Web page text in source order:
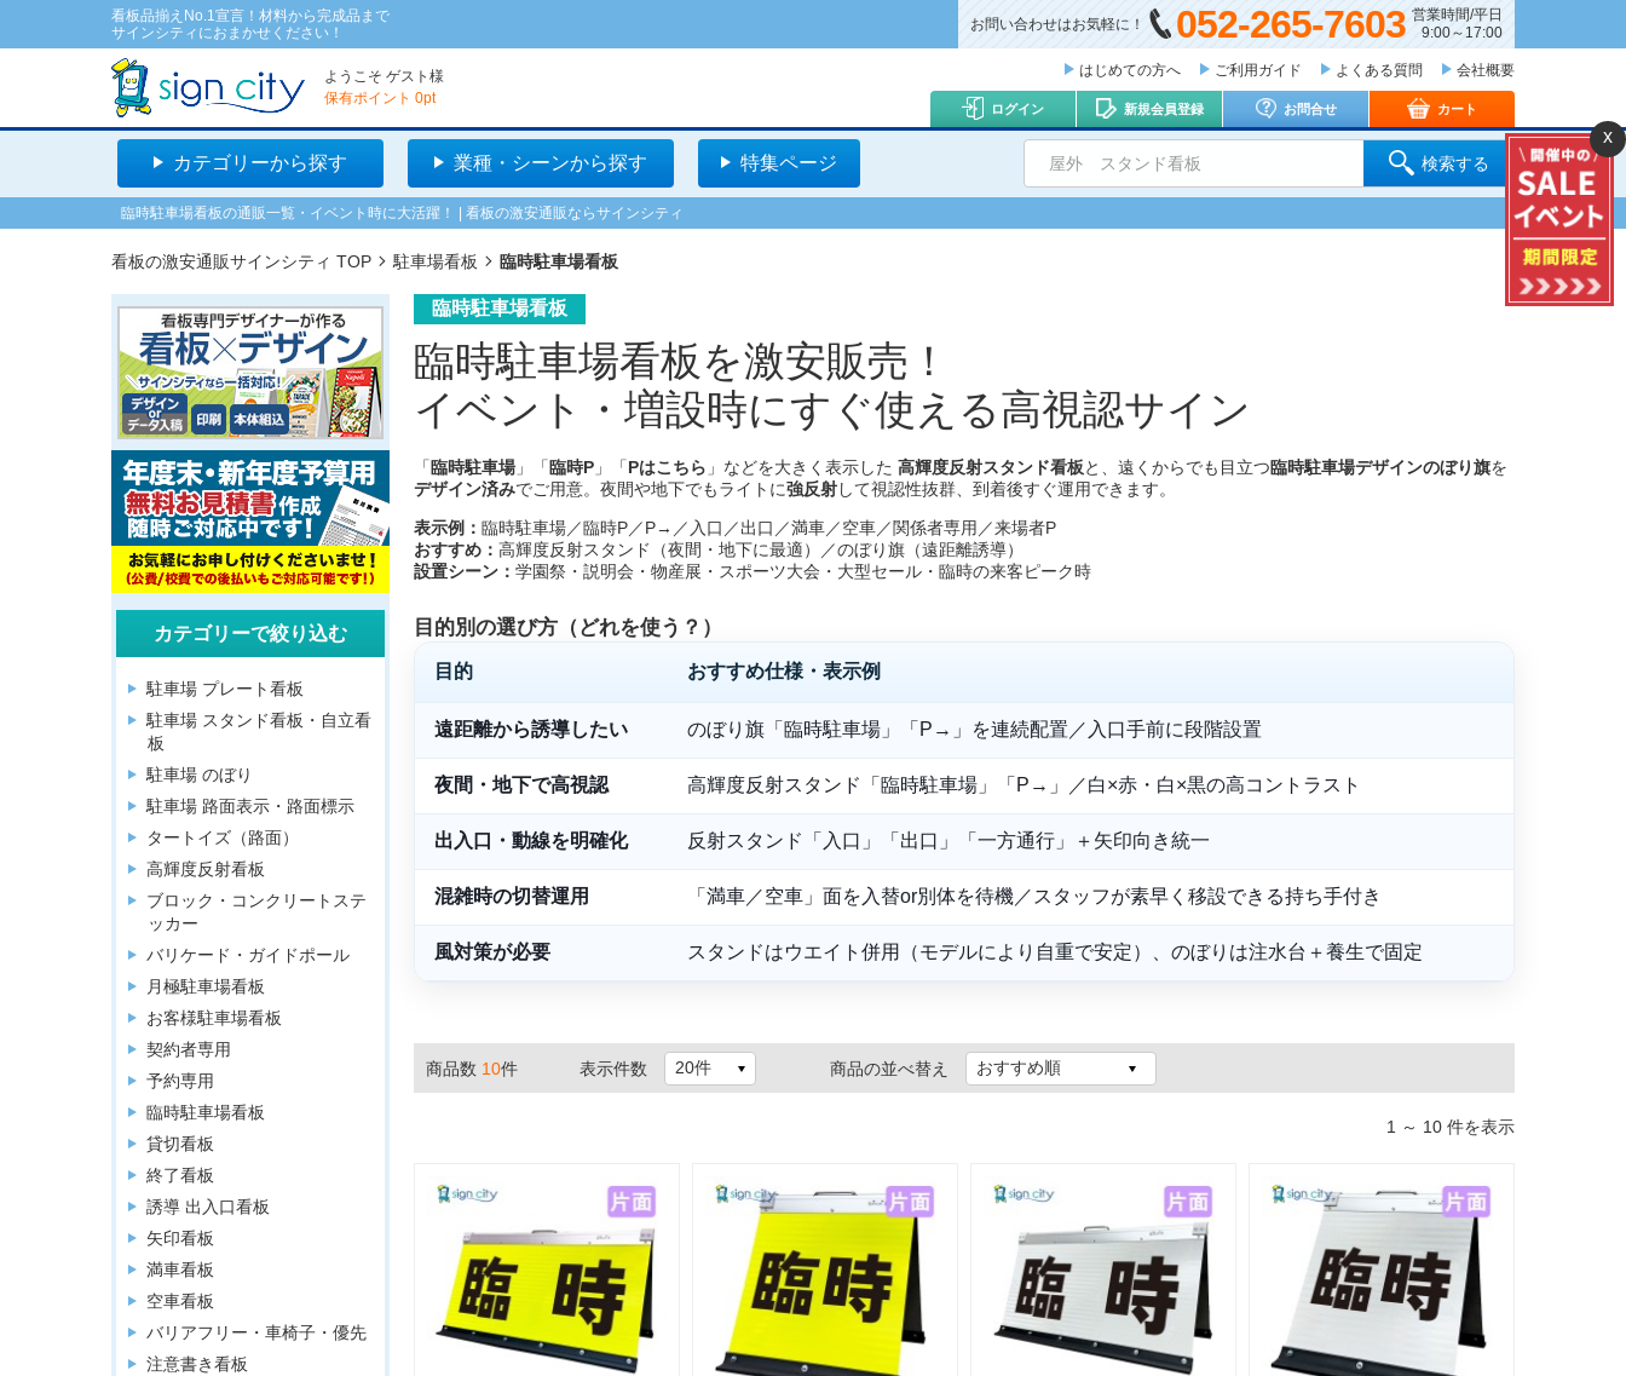
看板品揃えNo.1宣言！材料から完成品まで
サインシティにおまかせください！
お問い合わせはお気軽に！ 052-265-7603 営業時間/平日
9:00～17:00
ようこそ ゲスト 様
保有ポイント 0pt
はじめての方へ ご利用ガイド よくある質問 会社概要
ログイン 新規会員登録 お問合せ カート
カテゴリーから探す 業種・シーンから探す 特集ページ 屋外 スタンド看板 検索する
臨時駐車場看板の通販一覧・イベント時に大活躍！ | 看板の激安通販ならサインシティ
看板の激安通販サインシティ TOP 駐車場看板 臨時駐車場看板
臨時駐車場看板
臨時駐車場看板を激安販売！
イベント・増設時にすぐ使える高視認サイン
「臨時駐車場」「臨時P 」「Pはこちら 」などを大きく表示した 高輝度反射スタンド看板と、遠くからでも目立つ臨時駐車場デザインのぼり旗を
デザイン済みでご用意。夜間や地下でもライトに強反射して視認性抜群、到着後すぐ運用できます。
表示例： 臨時駐車場／臨時P／P→／入口／出口／満車／空車／関係者専用／来場者P
おすすめ： 高輝度反射スタンド（夜間・地下に最適）／のぼり旗（遠距離誘導）
設置シーン： 学園祭・説明会・物産展・スポーツ大会・大型セール・臨時の来客ピーク時
目的別の選び方（どれを使う？）
目的 おすすめ仕様・表示例
遠距離から誘導したい のぼり旗「臨時駐車場」「P→」を連続配置／入口手前に段階設置
夜間・地下で高視認 高輝度反射スタンド「臨時駐車場」「P→」／白×赤・白×黒の高コントラスト
出入口・動線を明確化 反射スタンド「入口」「出口」「一方通行」＋矢印向き統一
混雑時の切替運用 「満車／空車」面を入替or別体を待機／スタッフが素早く移設できる持ち手付き
風対策が必要 スタンドはウエイト併用（モデルにより自重で安定）、のぼりは注水台＋養生で固定
商品数 10件 表示件数 商品の並べ替え
1 ～ 10 件を表示
カテゴリーで絞り込む
駐車場 プレート看板
駐車場 スタンド看板・自立看
板
駐車場 のぼり
駐車場 路面表示・路面標示
タートイズ（路面）
高輝度反射看板
ブロック・コンクリートステ
ッカー
バリケード・ガイドポール
月極駐車場看板
お客様駐車場看板
契約者専用
予約専用
臨時駐車場看板
貸切看板
終了看板
誘導 出入口看板
矢印看板
満車看板
空車看板
バリアフリー・車椅子・優先
注意書き看板
x